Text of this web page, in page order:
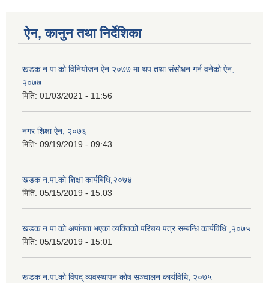
ऐन, कानुन तथा निर्देशिका
खडक न‍.पा.को विनियोजन ऐन २०७७ मा थप तथा संसाेधन गर्न वनेको ऐन,
२०७७
मिति: 01/03/2021 - 11:56
नगर शिक्षा ऐन, २०७६
मिति: 09/19/2019 - 09:43
खडक न.पा.को शिक्षा कार्यबिधि,२०७४
मिति: 05/15/2019 - 15:03
खडक न.पा.को अपांगता भएका व्यक्तिको परिचय पत्र सम्बन्धि कार्यविधि ,२०७५
मिति: 05/15/2019 - 15:01
खडक न.पा.को विपद् व्यवस्थापन कोष सञ्चालन कार्यविधि, २०७५